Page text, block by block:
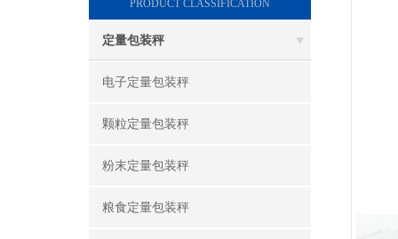
PRODUCT CLASSIFICATION
定量包装秤
电子定量包装秤
颗粒定量包装秤
粉末定量包装秤
粮食定量包装秤